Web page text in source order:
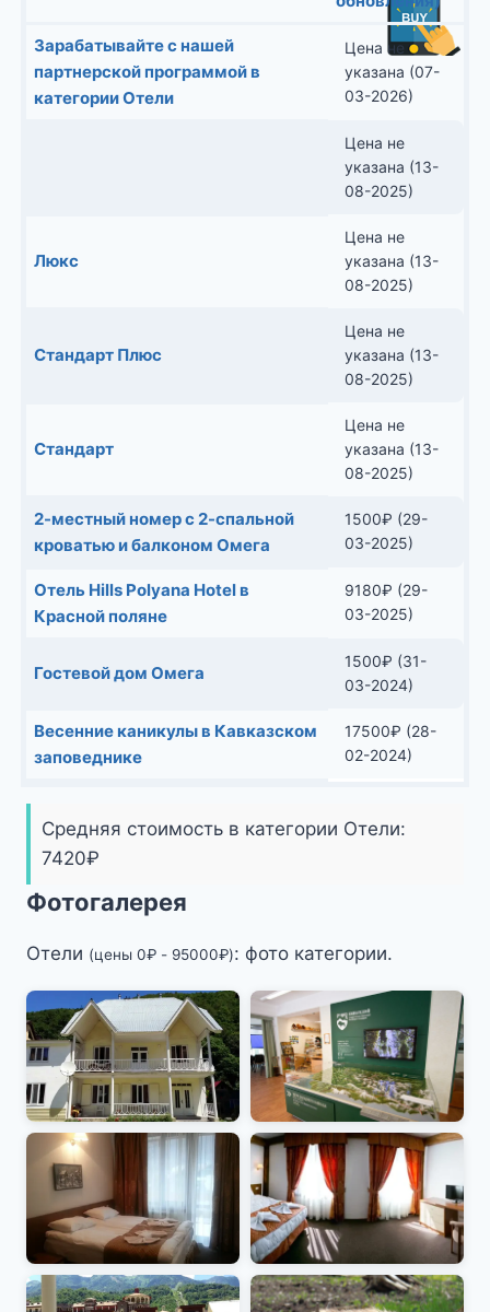
Зарабатывайте с нашей
партнерской программой в
категории Отели
Цена не
указана (07-
03-2026)
Цена не
указана (13-
08-2025)
Люкс
Цена не
указана (13-
08-2025)
Стандарт Плюс
Цена не
указана (13-
08-2025)
Стандарт
Цена не
указана (13-
08-2025)
2-местный номер с 2-спальной
кроватью и балконом Омега
1500₽ (29-
03-2025)
Отель Hills Polyana Hotel в
Красной поляне
9180₽ (29-
03-2025)
Гостевой дом Омега
1500₽ (31-
03-2024)
Весенние каникулы в Кавказском
заповеднике
17500₽ (28-
02-2024)
Средняя стоимость в категории Отели:
7420₽
Фотогалерея
Отели (цены 0₽ - 95000₽): фото категории.